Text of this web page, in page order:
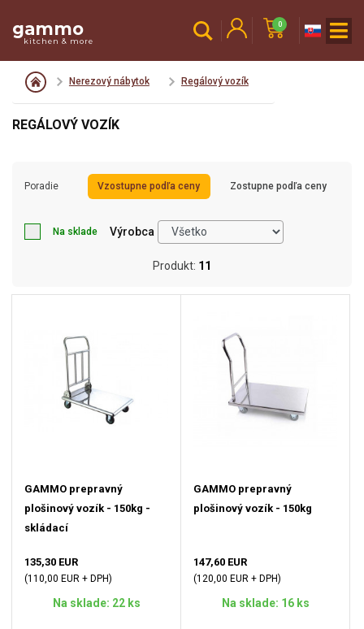
gammo
kitchen & more
0
Nerezový nábytok Regálový vozík
REGÁLOVÝ VOZÍK
Poradie Vzostupne podľa ceny Zostupne podľa ceny
Na sklade Výrobca
Produkt: 11
GAMMO prepravný
plošinový vozík - 150kg -
skládací
135,30 EUR
(110,00 EUR + DPH)
Na sklade: 22 ks
GAMMO prepravný
plošinový vozík - 150kg
147,60 EUR
(120,00 EUR + DPH)
Na sklade: 16 ks